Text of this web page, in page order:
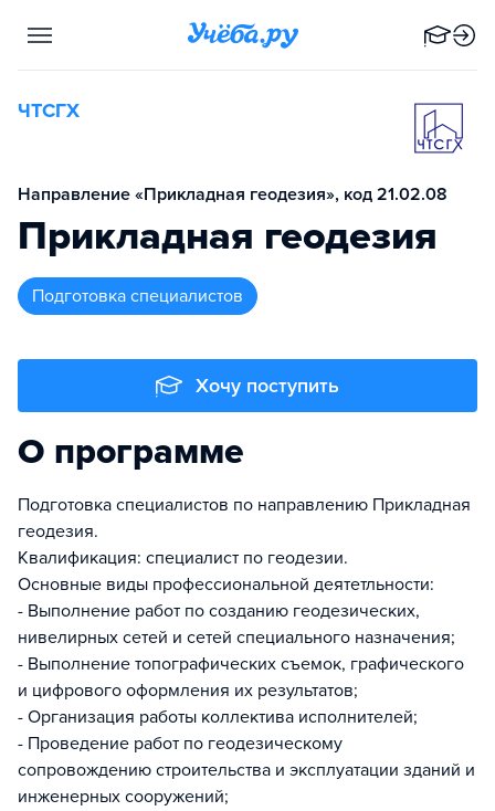
ЧТСГХ
Направление «Прикладная геодезия», код 21.02.08
Прикладная геодезия
подготовка специалистов
Хочу поступить
О программе
Подготовка специалистов по направлению Прикладная
геодезия.
Квалификация: специалист по геодезии.
Основные виды профессиональной деятетльности:
- Выполнение работ по созданию геодезических,
нивелирных сетей и сетей специального назначения;
- Выполнение топографических съемок, графического
и цифрового оформления их результатов;
- Организация работы коллектива исполнителей;
- Проведение работ по геодезическому
сопровождению строительства и эксплуатации зданий и
инженерных сооружений;